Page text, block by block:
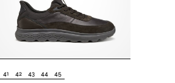
41 42 43 44 45